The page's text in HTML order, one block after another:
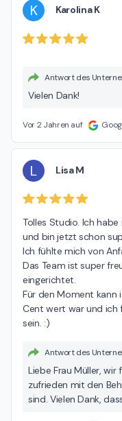
K Karolina K
Antwort des
Vielen Dank!
Vor 2 Jahren auf
L Lisa M
Tolles Studio. Ich
und bin jetzt schon
Ich fühlte mich von
Das Team ist super
eingerichtet.
Für den Moment kann
Cent wert war und
sein. :)
Antwort des
Liebe Frau Müller, wir
zufrieden mit den
sind. Vielen Dank,